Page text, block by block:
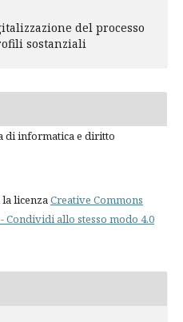
del processo
sostanziali
di informatica e diritto
licenzaCreative Commons
allo stesso modo 4.0